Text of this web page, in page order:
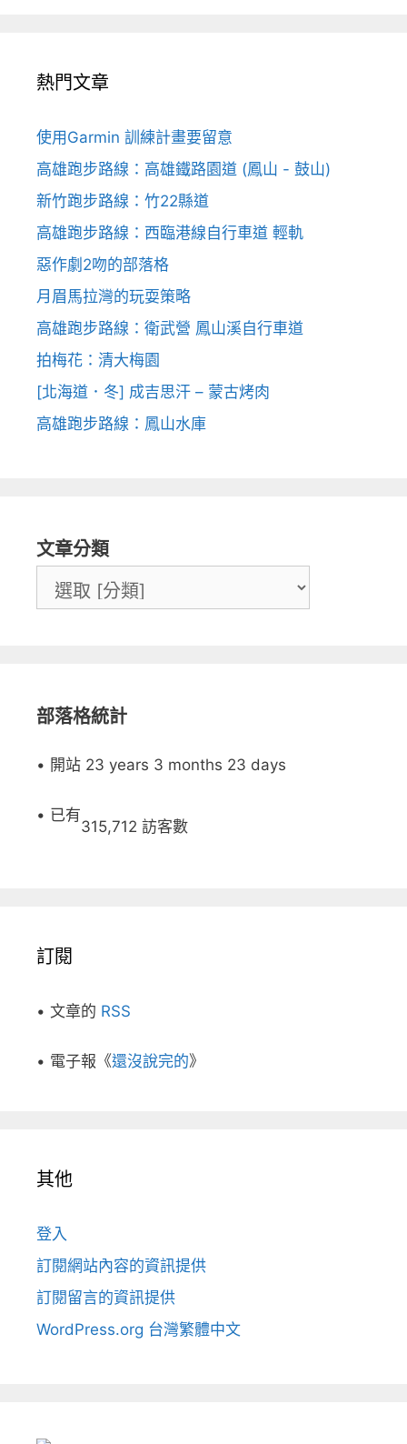
熱門文章
使用Garmin 訓練計畫要留意
高雄跑步路線：高雄鐵路園道 (鳳山 - 鼓山)
新竹跑步路線：竹22縣道
高雄跑步路線：西臨港線自行車道 輕軌
惡作劇2吻的部落格
月眉馬拉灣的玩耍策略
高雄跑步路線：衛武營 鳳山溪自行車道
拍梅花：清大梅園
[北海道．冬] 成吉思汗 – 蒙古烤肉
高雄跑步路線：鳳山水庫
文章分類
部落格統計
• 開站 23 years 3 months 23 days
• 已有
315,712 訪客數
訂閱
• 文章的 RSS
• 電子報《還沒說完的》
其他
登入
訂閱網站內容的資訊提供
訂閱留言的資訊提供
WordPress.org 台灣繁體中文